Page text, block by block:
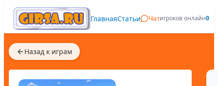
ГлавнаяСтатьи Чатигроков онлайн0
Назад к играм